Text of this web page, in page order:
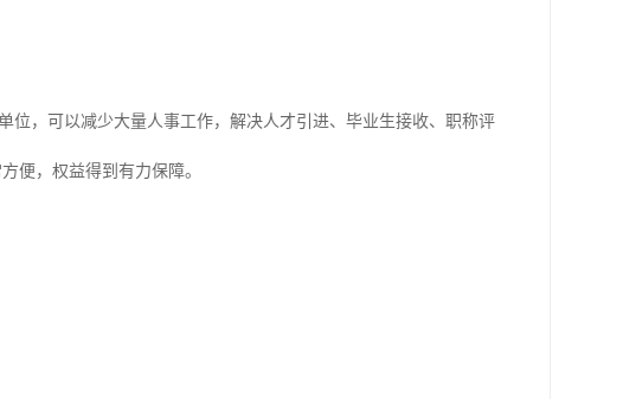
，可以减少大量人事工作，解决人才引进、毕业生接收、职称评
便，权益得到有力保障。